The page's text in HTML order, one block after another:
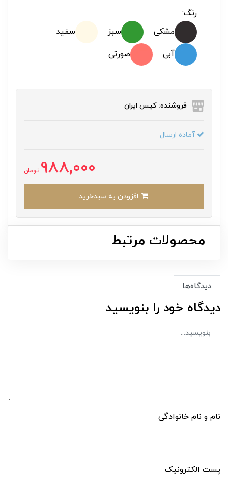
رنگ:
مشکی
سبز
سفید
آبی
صورتی
فروشنده: کیس ایران
آماده ارسال
988,000 تومان
محصولات مرتبط
دیدگاه‌ها
دیدگاه خود را بنویسید
نام و نام خانوادگی
پست الکترونیک